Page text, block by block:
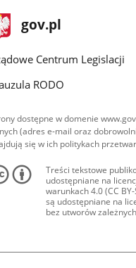
Strona
gov.pl
Centrum Legislacji
RODO
dostępne w domenie
(adres e-mail oraz
się w ich politykach
Treści tekstowe
udostępniane na
warunkach 4.0 (CC
są udostępniane na
bez utworów